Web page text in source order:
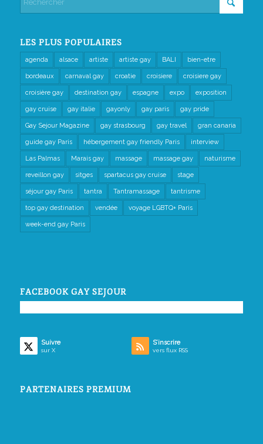
LES PLUS POPULAIRES
agenda alsace artiste artiste gay BALI bien-etre
bordeaux carnaval gay croatie croisiere croisiere gay
croisière gay destination gay espagne expo exposition
gay cruise gay italie gayonly gay paris gay pride
Gay Sejour Magazine gay strasbourg gay travel gran canaria
guide gay Paris hébergement gay friendly Paris interview
Las Palmas Marais gay massage massage gay naturisme
reveillon gay sitges spartacus gay cruise stage
séjour gay Paris tantra Tantramassage tantrisme
top gay destination vendée voyage LGBTQ+ Paris
week-end gay Paris
FACEBOOK GAY SEJOUR
Suivre
sur X
S’inscrire
vers flux RSS
PARTENAIRES PREMIUM